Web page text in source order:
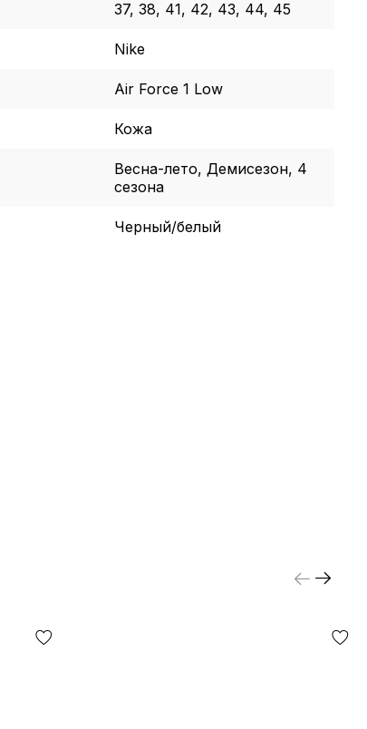
37, 38, 41, 42, 43, 44, 45
Nike
Air Force 1 Low
Кожа
Весна-лето, Демисезон, 4
сезона
Черный/белый